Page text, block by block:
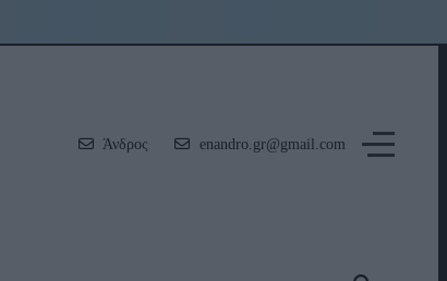
Άνδρος enandro.gr@gmail.com